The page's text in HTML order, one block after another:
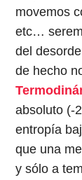
movemos
etc…
del
de hecho
absoluto (-
entropía
que una
y sólo a